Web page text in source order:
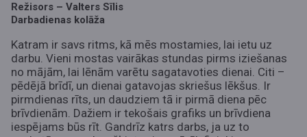
Režisors – Valters Sīlis
Darbadienas kolāža
Katram ir savs ritms, kā mēs mostamies, lai ietu uz
darbu. Vieni mostas vairākas stundas pirms iziešanas
no mājām, lai lēnām varētu sagatavoties dienai. Citi –
pēdējā brīdī, un dienai gatavojas skriešus lēkšus. Ir
pirmdienas rīts, un daudziem tā ir pirmā diena pēc
brīvdienām. Dažiem ir tekošais grafiks un brīvdiena
iespējams būs rīt. Gandrīz katrs darbs, ja uz to